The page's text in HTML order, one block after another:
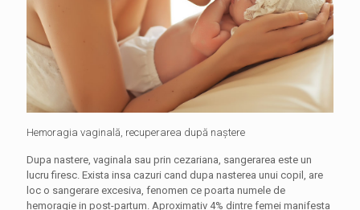
Hemoragia vaginală, recuperarea după naștere
Dupa nastere, vaginala sau prin cezariana, sangerarea este un
lucru firesc. Exista insa cazuri cand dupa nasterea unui copil, are
loc o sangerare excesiva, fenomen ce poarta numele de
hemoragie in post-partum. Aproximativ 4% dintre femei manifesta